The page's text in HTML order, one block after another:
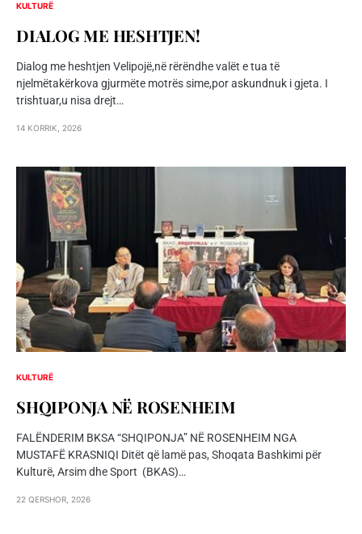
KULTURË
DIALOG ME HESHTJEN!
Dialog me heshtjen Velipojë,në rërëndhe valët e tua të
njelmëtakërkova gjurmëte motrës sime,por askundnuk i gjeta. I
trishtuar,u nisa drejt…
14 KORRIK, 2026
KULTURË
SHQIPONJA NЁ ROSENHEIM
FALËNDERIM BKSA “SHQIPONJA” NË ROSENHEIM NGA
MUSTAFË KRASNIQI Ditët që lamë pas, Shoqata Bashkimi për
Kulturë, Arsim dhe Sport (BKAS)…
22 QERSHOR, 2026